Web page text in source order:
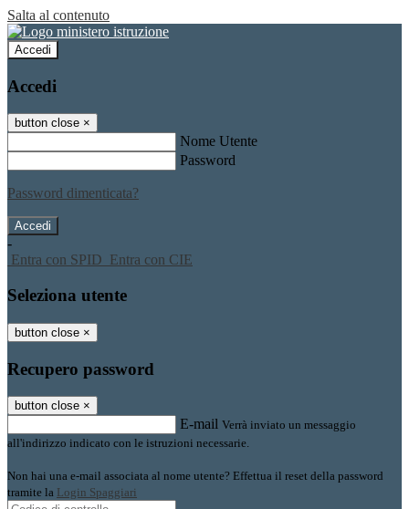
Salta al contenuto
Accedi
Accedi
button close ×
Nome Utente
Password
Password dimenticata?
-
Entra con SPID Entra con CIE
Seleziona utente
button close ×
Recupero password
button close ×
E-mail Verrà inviato un messaggio
all'indirizzo indicato con le istruzioni necessarie.
Non hai una e-mail associata al nome utente? Effettua il reset della password
tramite la Login Spaggiari